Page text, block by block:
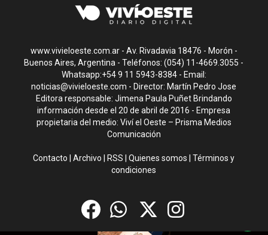
www.vivieloeste.com.ar - Av. Rivadavia 18476 - Morón -
Buenos Aires, Argentina - Teléfonos: (054) 11-4669.3055 -
Whatsapp:+54 9 11 5943-8384 - Email:
noticias@vivieloeste.com - Director: Martín Pedro Jose
Editora responsable: Jimena Paula Puñet Brindando
información desde el 20 de abril de 2016 - Empresa
propietaria del medio: Viví el Oeste – Prisma Medios
Comunicación
Contacto |Archivo RSS |Quienes somos |Términos y
condiciones